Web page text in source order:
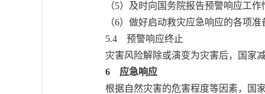
（5）及时向国务院报告预警响应工作
（6）做好启动救灾应急响应的各项准
5.4 预警响应终止
灾害风险解除或演变为灾害后，国家减
6 应急响应
根据自然灾害的危害程度等因素，国家